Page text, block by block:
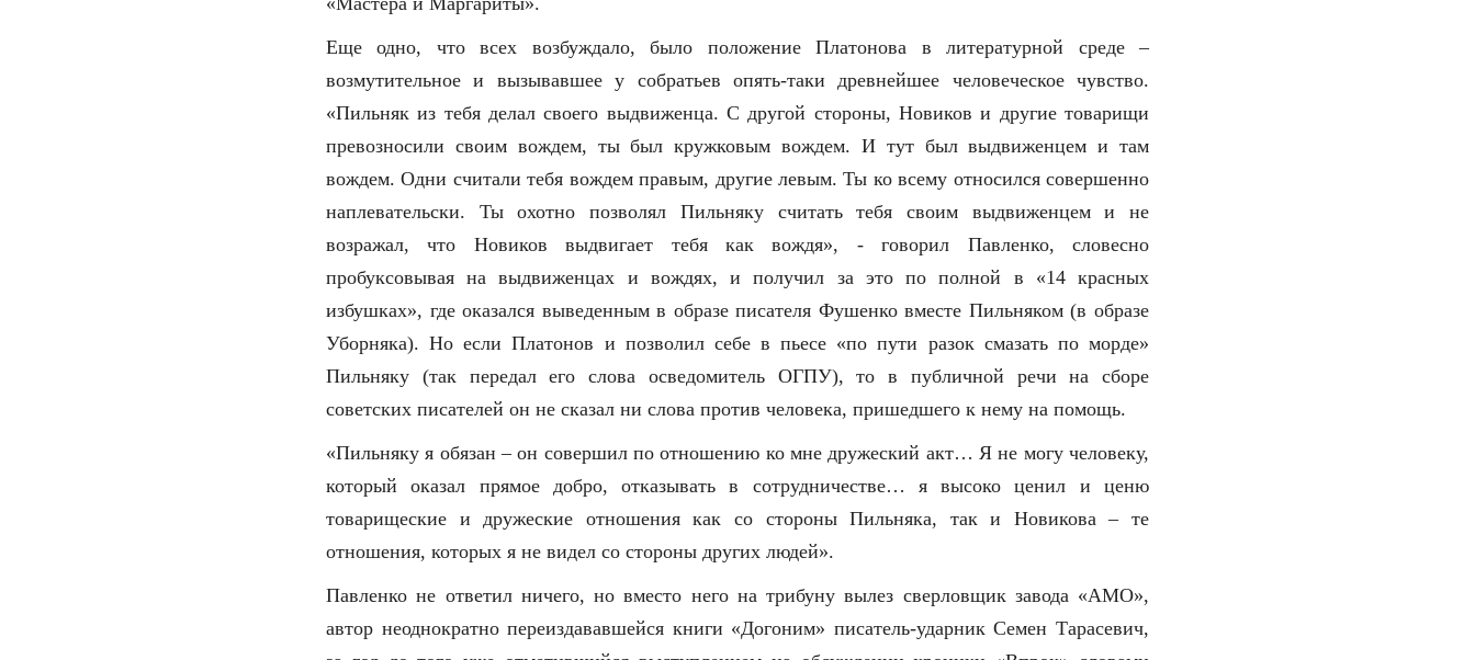
Еще одно, что всех возбуждало, было положение Платонова в литературной среде –
возмутительное и вызывавшее у собратьев опять-таки древнейшее человеческое чувство.
«Пильняк из тебя делал своего выдвиженца. С другой стороны, Новиков и другие товарищи
превозносили своим вождем, ты был кружковым вождем. И тут был выдвиженцем и там
вождем. Одни считали тебя вождем правым, другие левым. Ты ко всему относился совершенно
наплевательски. Ты охотно позволял Пильняку считать тебя своим выдвиженцем и не
возражал, что Новиков выдвигает тебя как вождя», - говорил Павленко, словесно
пробуксовывая на выдвиженцах и вождях, и получил за это по полной в «14 красных
избушках», где оказался выведенным в образе писателя Фушенко вместе Пильняком (в образе
Уборняка). Но если Платонов и позволил себе в пьесе «по пути разок смазать по морде»
Пильняку (так передал его слова осведомитель ОГПУ), то в публичной речи на сборе
советских писателей он не сказал ни слова против человека, пришедшего к нему на помощь.
«Пильняку я обязан – он совершил по отношению ко мне дружеский акт… Я не могу человеку,
который оказал прямое добро, отказывать в сотрудничестве… я высоко ценил и ценю
товарищеские и дружеские отношения как со стороны Пильняка, так и Новикова – те
отношения, которых я не видел со стороны других людей».
Павленко не ответил ничего, но вместо него на трибуну вылез сверловщик завода «АМО»,
автор неоднократно переиздававшейся книги «Догоним» писатель-ударник Семен Тарасевич,